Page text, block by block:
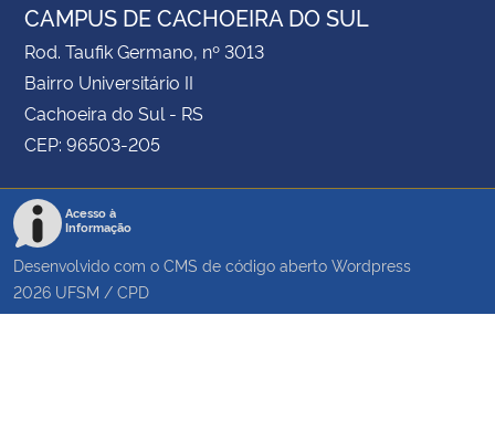
CAMPUS DE CACHOEIRA DO SUL
Rod. Taufik Germano, nº 3013
Bairro Universitário II
Cachoeira do Sul - RS
CEP: 96503-205
Acesso à
Informação
Desenvolvido com o CMS de código aberto Wordpress
2026 UFSM / CPD